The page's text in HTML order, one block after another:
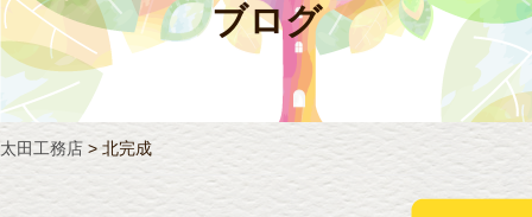
ブログ
太田工務店 >北完成